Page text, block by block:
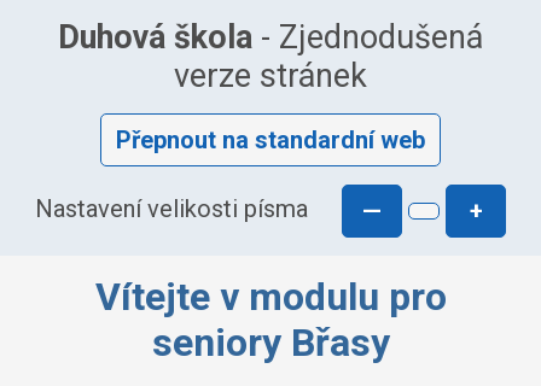
Duhová škola - Zjednodušená
verze stránek
Přepnout na standardní web
Nastavení velikosti písma — +
Vítejte v modulu pro
seniory Břasy